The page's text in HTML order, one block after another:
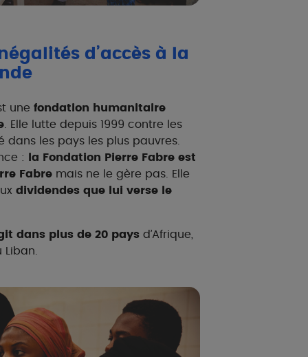
d’accès à la
une fondation humanitaire
. Elle lutte depuis 1999 contre les
dans les pays les plus pauvres.
:
la Fondation Pierre Fabre est
Fabre mais ne le gère pas. Elle
dividendes que lui verse le
dans plus de 20 pays d’Afrique,
Liban.